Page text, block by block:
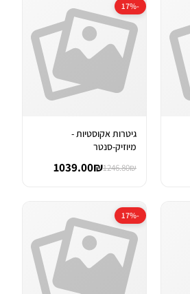
-17%
גיטרות אקוסטיות -
מיוזיק-סנטר
1246.80₪
1039.00₪
-17%